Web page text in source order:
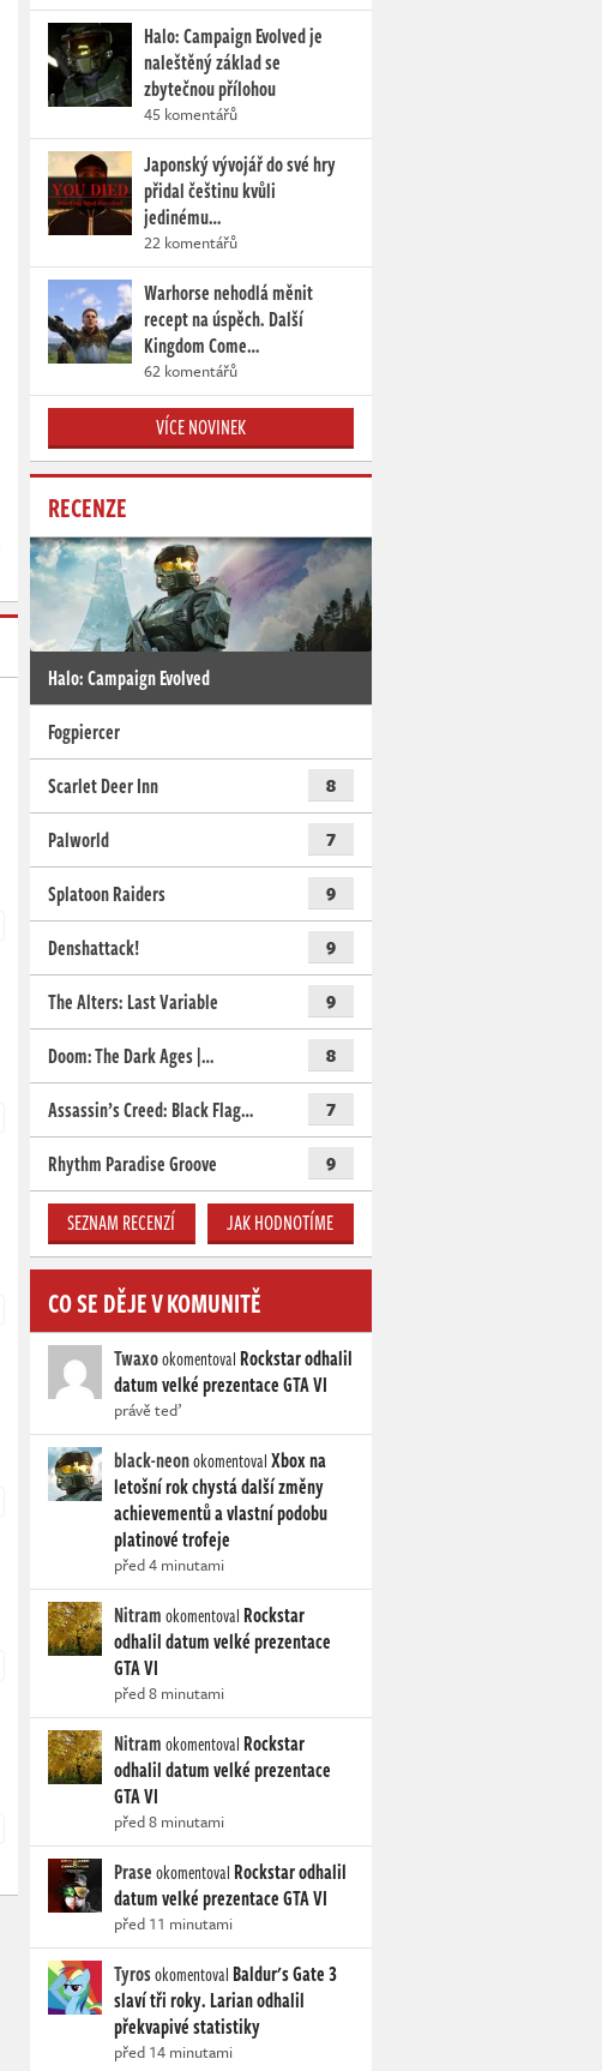
Halo: Campaign Evolved je
naleštěný základ se
zbytečnou přílohou
45 komentářů
Japonský vývojář do své hry
přidal češtinu kvůli
jedinému…
22 komentářů
Warhorse nehodlá měnit
recept na úspěch. Další
Kingdom Come…
62 komentářů
VÍCE NOVINEK
RECENZE
Halo: Campaign Evolved
Fogpiercer
Scarlet Deer Inn
8
Palworld 7
Splatoon Raiders 9
Denshattack! 9
The Alters: Last Variable 9
Doom: The Dark Ages |… 8
Assassin’s Creed: Black Flag… 7
Rhythm Paradise Groove 9
SEZNAM RECENZÍ JAK HODNOTÍME
CO SE DĚJE V KOMUNITĚ
Twaxookomentoval Rockstar odhalil
datum velké prezentace GTA VI
právě teď
black-neonokomentovalXbox na
letošní rok chystá další změny
achievementů a vlastní podobu
platinové trofeje
před 4 minutami
Nitramokomentoval Rockstar
odhalil datum velké prezentace
GTA VI
před 8 minutami
Nitramokomentoval Rockstar
odhalil datum velké prezentace
GTA VI
před 8 minutami
Praseokomentoval Rockstar odhalil
datum velké prezentace GTA VI
před 11 minutami
Tyrosokomentoval Baldur's Gate 3
slaví tři roky. Larian odhalil
překvapivé statistiky
před 14 minutami